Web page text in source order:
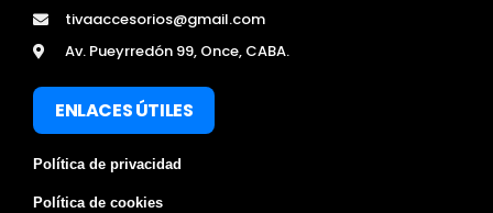
tivaaccesorios@gmail.com
Av. Pueyrredón 99, Once, CABA.
ENLACES ÚTILES
Política de privacidad
Política de cookies